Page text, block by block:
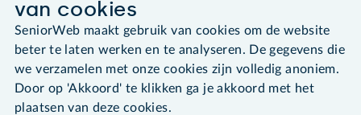
Contact & Service
Over SeniorWeb
van cookies
SeniorWeb maakt gebruik van cookies om de website
beter te laten werken en te analyseren. De gegevens die
we verzamelen met onze cookies zijn volledig anoniem.
Door op 'Akkoord' te klikken ga je akkoord met het
plaatsen van deze cookies.